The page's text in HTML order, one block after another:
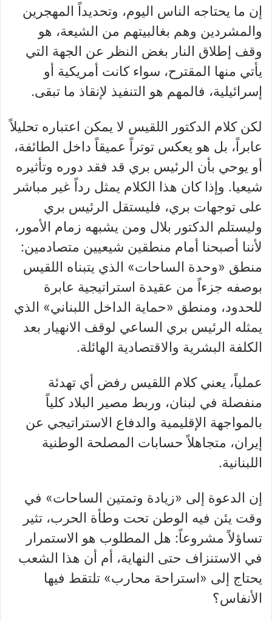
إن ما يحتاجه الناس اليوم، وتحديداً المهجرين
والمشردين وهم بغالبيتهم من الشيعة، هو
وقف إطلاق النار بغض النظر عن الجهة التي
يأتي منها المقترح، سواء كانت أمريكية أو
إسرائيلية، فالمهم هو التنفيذ لإنقاذ ما تبقى.
لكن كلام الدكتور اللقيس لا يمكن اعتباره تحليلاً
عابراً، بل هو يعكس توتراً عميقاً داخل الطائفة،
أو يوحي بأن الرئيس بري قد فقد دوره وتأثيره
شيعيا. وإذا كان هذا الكلام يمثل رداً غير مباشر
على توجهات بري، فليستقل الرئيس بري
وليستلم الدكتور بلال ومن يشبهه زمام الأمور،
لأننا أصبحنا أمام منطقين شيعيين متصادمين:
منطق «وحدة الساحات» الذي يتبناه اللقيس
بوصفه جزءاً من عقيدة استراتيجية عابرة
للحدود، ومنطق «حماية الداخل اللبناني» الذي
يمثله الرئيس بري الساعي لوقف الانهيار بعد
الكلفة البشرية والاقتصادية الهائلة.
عملياً، يعني كلام اللقيس رفض أي تهدئة
منفصلة في لبنان، وربط مصير البلاد كلياً
بالمواجهة الإقليمية والدفاع الاستراتيجي عن
إيران، متجاهلاً حسابات المصلحة الوطنية
اللبنانية.
إن الدعوة إلى «زيادة وتمتين الساحات» في
وقت يئن فيه الوطن تحت وطأة الحرب، تثير
تساؤلاً مشروعاً: هل المطلوب هو الاستمرار
في الاستنزاف حتى النهاية، أم أن هذا الشعب
يحتاج إلى «استراحة محارب» تلتقط فيها
الأنفاس؟